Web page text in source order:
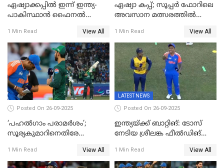
ഏഷ്യാക്കപ്പില്‍ ഇന്ന് ഇന്ത്യ-
പാകിസ്ഥാന്‍ ഫൈനല്‍
1 Min Read View All
ഏഷ്യാ കപ്പ്; സൂപ്പർ ഫോറിലെ
അവസാന മത്സരത്തിൽ
1 Min Read View All
Posted On 26-09-2025
‘പഹൽഗാം പരാമർശം’;
സൂര്യകുമാറിനെതിരേ
ഹാരിസ് റൗഫിനും പിഴ ശിക്ഷ
1 Min Read View All
LATEST NEWS
Posted On 26-09-2025
ഇന്ത്യയ്ക്ക് ബാറ്റിങ്: ടോസ്
നേടിയ ശ്രീലങ്ക ഫീൽഡിങ്
1 Min Read View All